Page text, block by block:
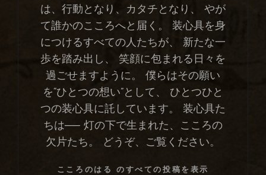
は、行動となり、カタチとなり、 やが
て誰かのこころへと届く。 装心具を身
につけるすべての人たちが、 新たな一
歩を踏み出し、 笑顔に包まれる日々を
過ごせますように。 僕らはその願い
を“ひとつの想い”として、 ひとつひと
つの装心具に託しています。 装心具た
ちは── 灯の下で生まれた、こころの
欠片たち。 どうぞ、ご覧ください。
こころのはる のすべての投稿を表示